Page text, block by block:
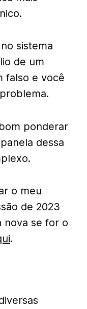
sistema
de um
falso e você
ponderar
dessa
o meu
de 2023
nova se for o
.